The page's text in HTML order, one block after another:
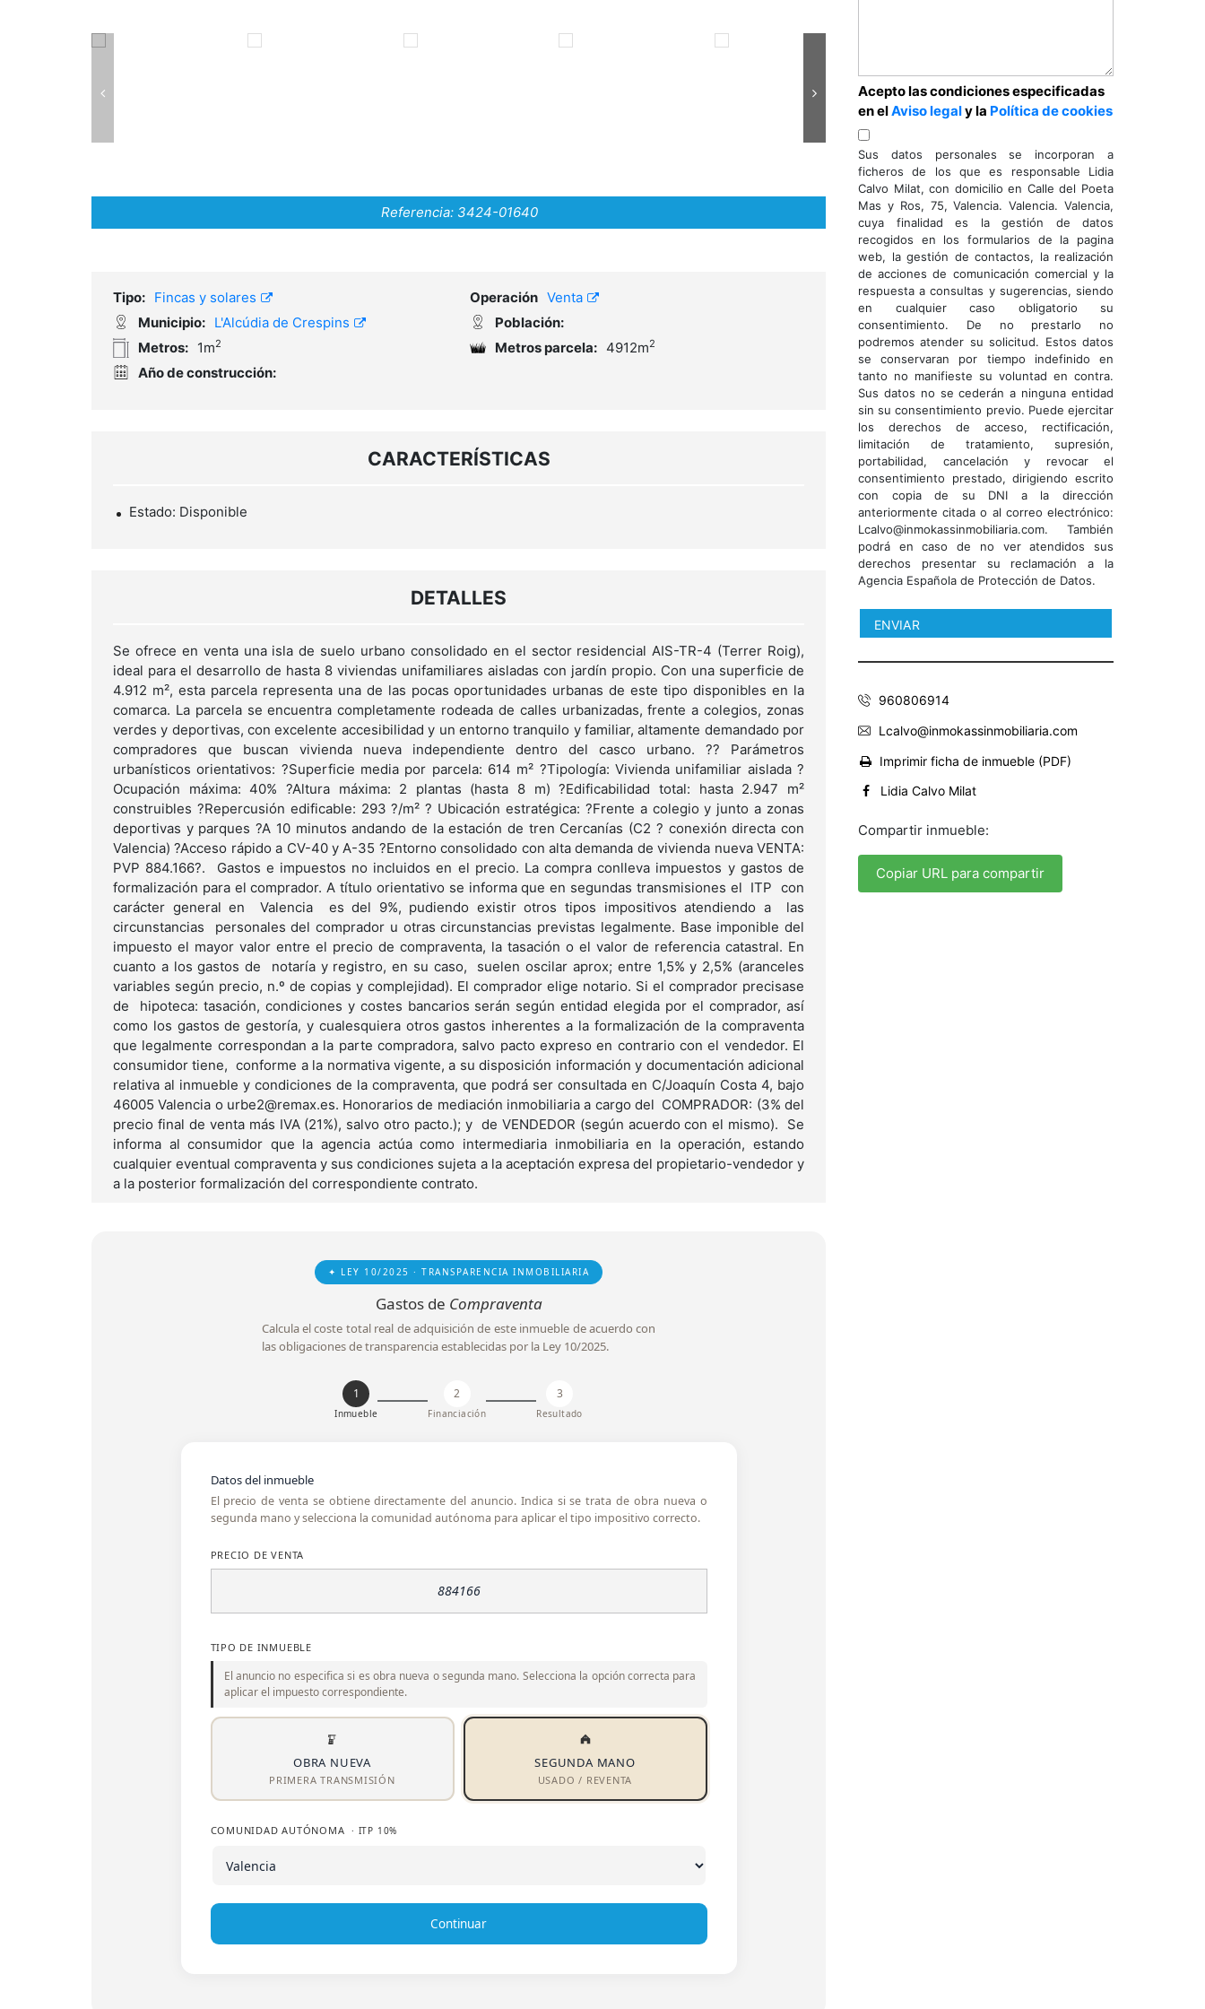
Referencia: 3424-01640
Tipo: Fincas y solares Operación Venta
Municipio: L'Alcúdia de Crespins
Población:
Metros: 1m2 Metros parcela: 4912m2
Año de construcción:
CARACTERÍSTICAS
Estado: Disponible
DETALLES
Se ofrece en venta una isla de suelo urbano consolidado en el sector residencial AIS-TR-4 (Terrer Roig),
ideal para el desarrollo de hasta 8 viviendas unifamiliares aisladas con jardín propio. Con una superficie de
4.912 m², esta parcela representa una de las pocas oportunidades urbanas de este tipo disponibles en la
comarca. La parcela se encuentra completamente rodeada de calles urbanizadas, frente a colegios, zonas
verdes y deportivas, con excelente accesibilidad y un entorno tranquilo y familiar, altamente demandado por
compradores que buscan vivienda nueva independiente dentro del casco urbano. ?? Parámetros
urbanísticos orientativos: ?Superficie media por parcela: 614 m² ?Tipología: Vivienda unifamiliar aislada ?
Ocupación máxima: 40% ?Altura máxima: 2 plantas (hasta 8 m) ?Edificabilidad total: hasta 2.947 m²
construibles ?Repercusión edificable: 293 ?/m² ? Ubicación estratégica: ?Frente a colegio y junto a zonas
deportivas y parques ?A 10 minutos andando de la estación de tren Cercanías (C2 ? conexión directa con
Valencia) ?Acceso rápido a CV-40 y A-35 ?Entorno consolidado con alta demanda de vivienda nueva VENTA:
PVP 884.166?. Gastos e impuestos no incluidos en el precio. La compra conlleva impuestos y gastos de
formalización para el comprador. A título orientativo se informa que en segundas transmisiones el ITP con
carácter general en Valencia es del 9%, pudiendo existir otros tipos impositivos atendiendo a las
circunstancias personales del comprador u otras circunstancias previstas legalmente. Base imponible del
impuesto el mayor valor entre el precio de compraventa, la tasación o el valor de referencia catastral. En
cuanto a los gastos de notaría y registro, en su caso, suelen oscilar aprox; entre 1,5% y 2,5% (aranceles
variables según precio, n.º de copias y complejidad). El comprador elige notario. Si el comprador precisase
de hipoteca: tasación, condiciones y costes bancarios serán según entidad elegida por el comprador, así
como los gastos de gestoría, y cualesquiera otros gastos inherentes a la formalización de la compraventa
que legalmente correspondan a la parte compradora, salvo pacto expreso en contrario con el vendedor. El
consumidor tiene, conforme a la normativa vigente, a su disposición información y documentación adicional
relativa al inmueble y condiciones de la compraventa, que podrá ser consultada en C/Joaquín Costa 4, bajo
46005 Valencia o urbe2@remax.es. Honorarios de mediación inmobiliaria a cargo del COMPRADOR: (3% del
precio final de venta más IVA (21%), salvo otro pacto.); y de VENDEDOR (según acuerdo con el mismo). Se
informa al consumidor que la agencia actúa como intermediaria inmobiliaria en la operación, estando
cualquier eventual compraventa y sus condiciones sujeta a la aceptación expresa del propietario-vendedor y
a la posterior formalización del correspondiente contrato.
✦ LEY 10/2025 · TRANSPARENCIA INMOBILIARIA
Gastos de Compraventa
Calcula el coste total real de adquisición de este inmueble de acuerdo con
las obligaciones de transparencia establecidas por la Ley 10/2025.
1
Inmueble
2
Financiación
3
Resultado
Datos del inmueble
El precio de venta se obtiene directamente del anuncio. Indica si se trata de obra nueva o
segunda mano y selecciona la comunidad autónoma para aplicar el tipo impositivo correcto.
PRECIO DE VENTA
TIPO DE INMUEBLE
El anuncio no especifica si es obra nueva o segunda mano. Selecciona la opción correcta para
aplicar el impuesto correspondiente.
OBRA NUEVA
PRIMERA TRANSMISIÓN
SEGUNDA MANO
USADO / REVENTA
COMUNIDAD AUTÓNOMA · ITP 10%
Continuar
Acepto las condiciones especificadas
en elAviso legaly la Política de cookies
Sus datos personales se incorporan a
ficheros de los que es responsable Lidia
Calvo Milat, con domicilio en Calle del Poeta
Mas y Ros, 75, Valencia. Valencia. Valencia,
cuya finalidad es la gestión de datos
recogidos en los formularios de la pagina
web, la gestión de contactos, la realización
de acciones de comunicación comercial y la
respuesta a consultas y sugerencias, siendo
en cualquier caso obligatorio su
consentimiento. De no prestarlo no
podremos atender su solicitud. Estos datos
se conservaran por tiempo indefinido en
tanto no manifieste su voluntad en contra.
Sus datos no se cederán a ninguna entidad
sin su consentimiento previo. Puede ejercitar
los derechos de acceso, rectificación,
limitación de tratamiento, supresión,
portabilidad, cancelación y revocar el
consentimiento prestado, dirigiendo escrito
con copia de su DNI a la dirección
anteriormente citada o al correo electrónico:
Lcalvo@inmokassinmobiliaria.com. También
podrá en caso de no ver atendidos sus
derechos presentar su reclamación a la
Agencia Española de Protección de Datos.
960806914
Lcalvo@inmokassinmobiliaria.com
Imprimir ficha de inmueble (PDF)
Lidia Calvo Milat
Compartir inmueble:
Copiar URL para compartir